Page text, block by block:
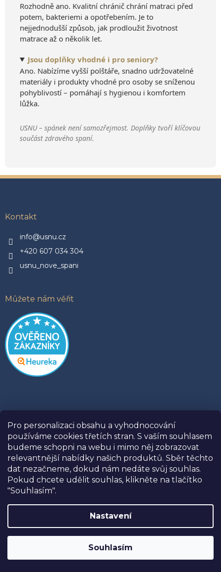
Pro personalizaci obsahu a vyhodnocování
používáme cookies třetích stran. S vaším souhlasem
budeme schopni na webu i mimo něj zobrazovat
relevantnější nabídky našich produktů. Sběr těchto
dat nezačneme, dokud nám nedáte svůj souhlas.
Pokud chcete udělit souhlas, klikněte na tlačítko
"Souhlasím".
Nastavení
Souhlasím
značky USNU® s kódemUSNU10. Navíc
DOPRAVA ZDARMA při nákupu nad
30.000,-.
Rozhodně ano. Kvalitní chránič chrání matraci před
potem, bakteriemi a opotřebením. Je to
nejjednodušší způsob, jak prodloužit životnost
matrace až o několik let.
Jsou doplňky vhodné i pro seniory?
Ano. Nabízíme vyšší polštáře, snadno udržovatelné
materiály i produkty vhodné pro osoby se sníženou
pohyblivostí – pomáhají s hygienou i komfortem
lůžka.
USNU – spánek není samozřejmost. Doplňky tvoří klíčovou
součást zdravého spaní.
Kontakt
info@usnu.cz
+420 607 034 304
usnu_nove_spani
Můžete nám věřit
Informace
Prodejny
Kontakty
O USNU
Tipy a rady